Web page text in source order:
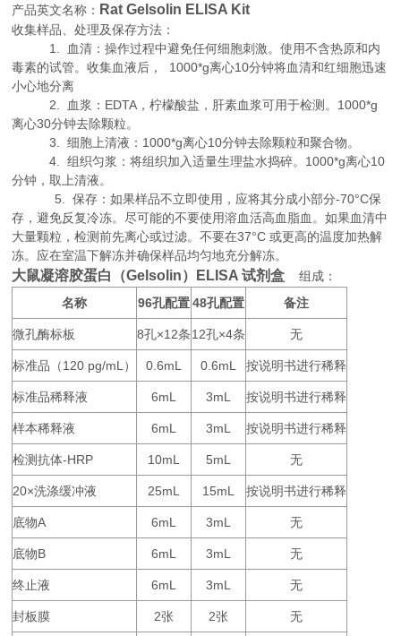
产品英文名称： Rat Gelsolin ELISA Kit
收集样品、处理及保存方法：
1. 血清：操作过程中避免任何细胞刺激。使用不含热原和内
毒素的试管。收集血液后， 1000*g离心10分钟将血清和红细胞迅速
小心地分离
2. 血浆：EDTA，柠檬酸盐，肝素血浆可用于检测。1000*g
离心30分钟去除颗粒。
3. 细胞上清液：1000*g离心10分钟去除颗粒和聚合物。
4. 组织匀浆：将组织加入适量生理盐水捣碎。1000*g离心10
分钟，取上清液。
5. 保存：如果样品不立即使用，应将其分成小部分-70°C保
存，避免反复冷冻。尽可能的不要使用溶血活高血脂血。如果血清中
大量颗粒，检测前先离心或过滤。不要在37°C 或更高的温度加热解
冻。应在室温下解冻并确保样品均匀地充分解冻。
大鼠凝溶胶蛋白（Gelsolin）ELISA 试剂盒组成：
名称
96孔配置 48孔配置 备注
微孔酶标板 8孔×12条 12孔×4条 无
标准品（120 pg/mL ） 0.6mL 0.6mL 按说明书进行稀释
标准品稀释液 6mL 3mL 按说明书进行稀释
样本稀释液 6mL 3mL 按说明书进行稀释
检测抗体-HRP 10mL 5mL 无
20×洗涤缓冲液 25mL 15mL 按说明书进行稀释
底物A 6mL 3mL 无
底物B 6mL 3mL 无
终止液 6mL 3mL 无
封板膜 2张 2张 无